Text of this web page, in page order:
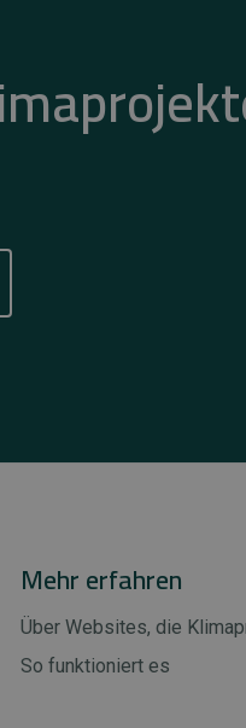
Mehr erfahren
Über Websites, die
So funktioniert es